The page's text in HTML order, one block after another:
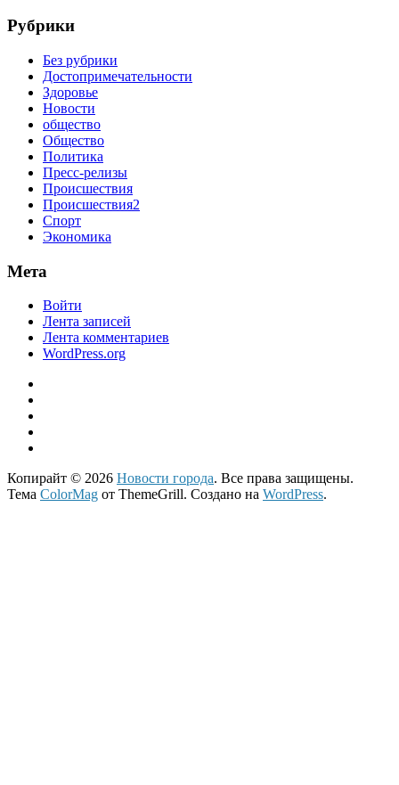
Рубрики
Без рубрики
Достопримечательности
Здоровье
Новости
общество
Общество
Политика
Пресс-релизы
Происшествия
Происшествия2
Спорт
Экономика
Мета
Войти
Лента записей
Лента комментариев
WordPress.org
Копирайт © 2026 Новости города. Все права защищены.
Тема ColorMag от ThemeGrill. Создано на WordPress.